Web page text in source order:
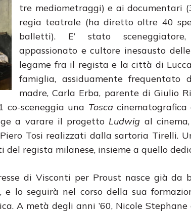
tre mediometraggi) e ai documentari
regia teatrale (ha diretto oltre 40
balletti). E’ stato
appassionato e cultore inesausto
legame fra il regista e la città di
famiglia, assiduamente frequentato
madre, Carla Erba, parente di Giulio
co-sceneggia una Tosca
a varare il progetto Ludwig al
Tosi realizzati dalla sartoria Tirelli.
regista milanese, insieme a quello
di Visconti per Proust nasce già da
e lo seguirà nel corso della sua
A metà degli anni ’60, Nicole